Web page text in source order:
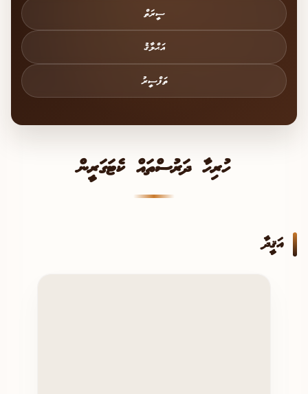
ސީރަތް
އަޙްލާޤު
ތަފްސީރު
ހުރިހާ ދަރުސްތައް ކެޓަގަރީން
އަޤީދާ